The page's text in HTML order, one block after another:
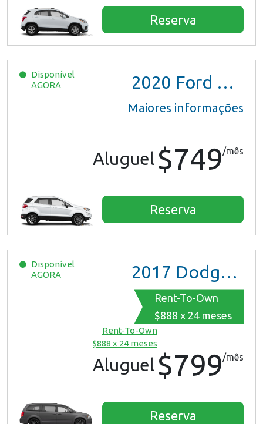
Reserva
Disponível
AGORA
2020 Ford EcoSport
Maiores informações
Aluguel $749/mês
Reserva
Disponível
AGORA
2017 Dodge Grand Caravan GT
Rent-To-Own
$888 x 24 meses
Rent-To-Own
$888 x 24 meses
Aluguel $799/mês
Reserva